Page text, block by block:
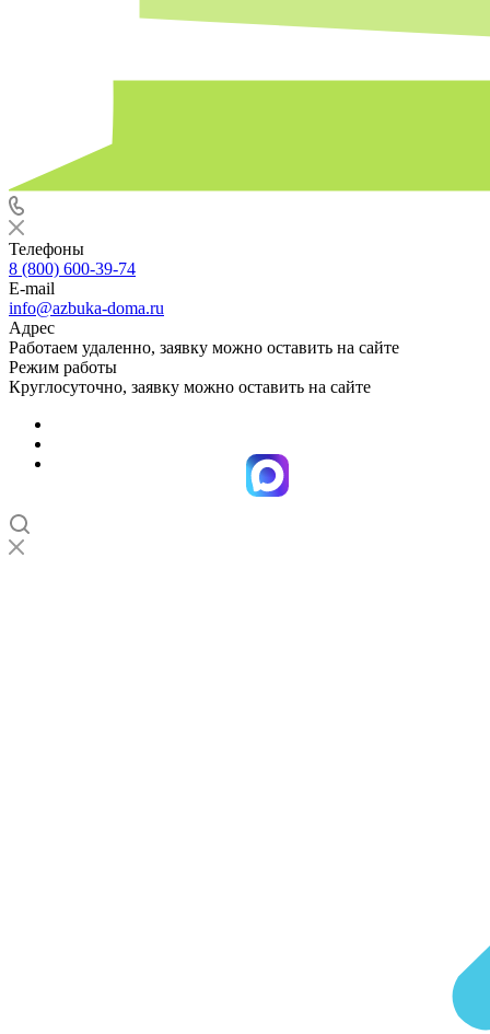
Телефоны
8 (800) 600-39-74
E-mail
info@azbuka-doma.ru
Адрес
Работаем удаленно, заявку можно оставить на сайте
Режим работы
Круглосуточно, заявку можно оставить на сайте